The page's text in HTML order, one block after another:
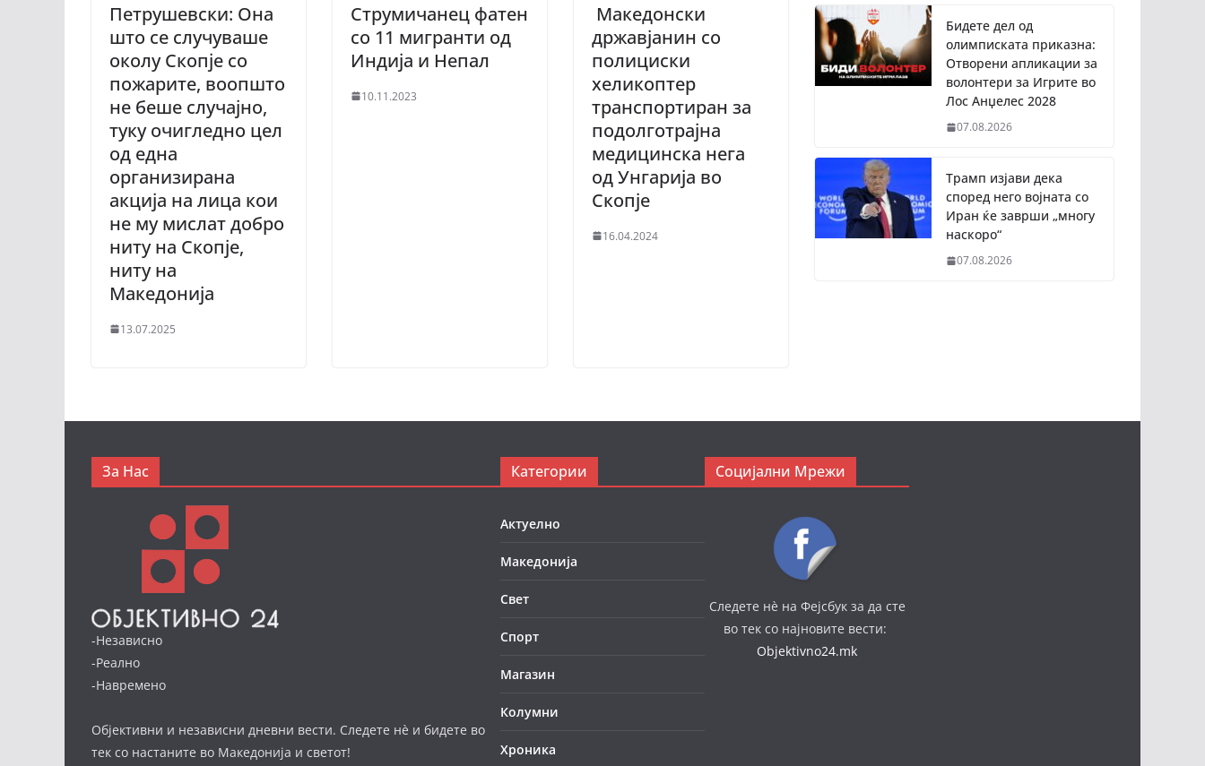
Петрушевски: Она
што се случуваше
околу Скопје со
пожарите, воопшто
не беше случајно,
туку очигледно цел
од една
организирана
акција на лица кои
не му мислат добро
ниту на Скопје,
ниту на
Македонија
13.07.2025
Струмичанец фатен
со 11 мигранти од
Индија и Непал
10.11.2023
Mакедонски
државјанин со
полициски
хеликоптер
транспортиран за
подолготрајна
медицинска нега
од Унгарија во
Скопје
16.04.2024
Бидете дел од
олимписката приказна:
Отворени апликации за
волонтери за Игрите во
Лос Анџелес 2028
07.08.2026
Трамп изјави дека
според него војната со
Иран ќе заврши „многу
наскоро“
07.08.2026
За Нас
-Независно
-Реално
-Навремено
Објективни и независни дневни вести. Следете нè и бидете во
тек со настаните во Македонија и светот!
Категории
Актуелно
Македонија
Свет
Спорт
Магазин
Колумни
Хроника
Социјални Мрежи
Следете нè на Фејсбук за да сте
во тек со најновите вести:
Objektivno24.mk